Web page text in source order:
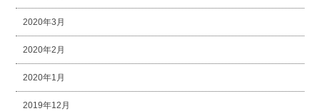
2020年3月
2020年2月
2020年1月
2019年12月